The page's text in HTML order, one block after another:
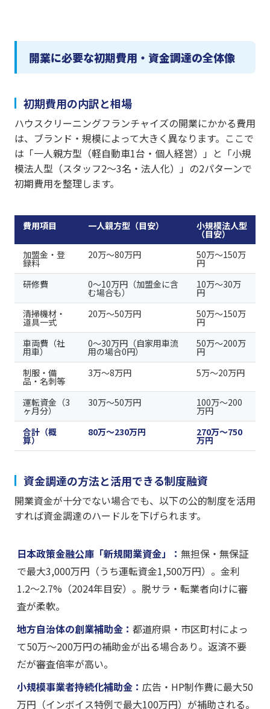
開業に必要な初期費用・資金調達の全体像
初期費用の内訳と相場
ハウスクリーニングフランチャイズの開業にかかる費用
は、ブランド・規模によって大きく異なります。ここで
は「一人親方型（軽自動車1台・個人経営）」と「小規
模法人型（スタッフ2〜3名・法人化）」の2パターンで
初期費用を整理します。
費用項目 一人親方型（目安） 小規模法人型
（目安）
加盟金・登
録料
20万〜80万円 50万〜150万
円
研修費
0〜10万円（加盟金に含
む場合も）
10万〜30万
円
清掃機材・
道具一式
20万〜50万円 50万〜150万
円
車両費（社
用車）
0〜30万円（自家用車流
用の場合0円）
50万〜200万
円
制服・備
品・名刺等
3万〜8万円 5万〜20万円
運転資金（3
ヶ月分）
30万〜50万円 100万〜200
万円
合計（概
算）
80万〜230万円 270万〜750
万円
資金調達の方法と活用できる制度融資
開業資金が十分でない場合でも、以下の公的制度を活用
すれば資金調達のハードルを下げられます。
日本政策金融公庫「新規開業資金」： 無担保・無保証
で最大3,000万円（うち運転資金1,500万円）。金利
1.2〜2.7%（2024年目安）。脱サラ・転業者向けに審
査が柔軟。
地方自治体の創業補助金： 都道府県・市区町村によっ
て50万〜200万円の補助金が出る場合あり。返済不要
だが審査倍率が高い。
小規模事業者持続化補助金： 広告・HP制作費に最大50
万円（インボイス特例で最大100万円）が補助される。